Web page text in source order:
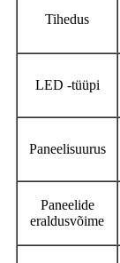
Tihedus
LED -tüüpi
Paneelisuurus
Paneelide
eraldusvõime